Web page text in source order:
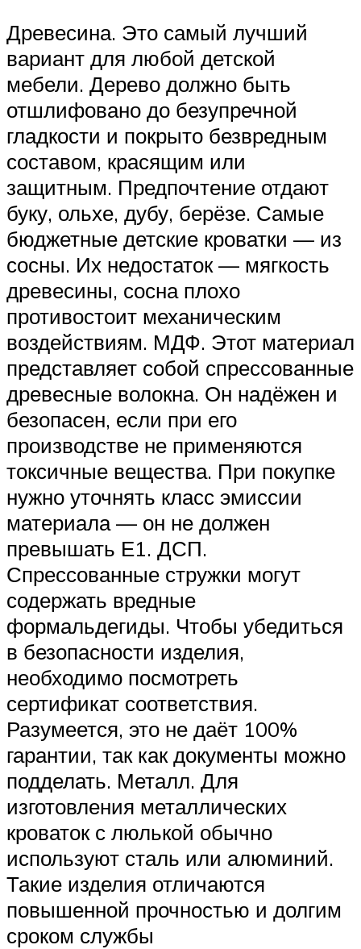
Древесина. Это самый лучший
вариант для любой детской
мебели. Дерево должно быть
отшлифовано до безупречной
гладкости и покрыто безвредным
составом, красящим или
защитным. Предпочтение отдают
буку, ольхе, дубу, берёзе. Самые
бюджетные детские кроватки — из
сосны. Их недостаток — мягкость
древесины, сосна плохо
противостоит механическим
воздействиям. МДФ. Этот материал
представляет собой спрессованные
древесные волокна. Он надёжен и
безопасен, если при его
производстве не применяются
токсичные вещества. При покупке
нужно уточнять класс эмиссии
материала — он не должен
превышать Е1. ДСП.
Спрессованные стружки могут
содержать вредные
формальдегиды. Чтобы убедиться
в безопасности изделия,
необходимо посмотреть
сертификат соответствия.
Разумеется, это не даёт 100%
гарантии, так как документы можно
подделать. Металл. Для
изготовления металлических
кроваток с люлькой обычно
используют сталь или алюминий.
Такие изделия отличаются
повышенной прочностью и долгим
сроком службы